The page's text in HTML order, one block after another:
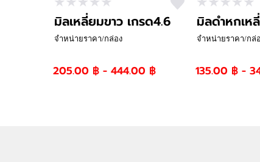
มิลเหลี่ยมขาว เกรด4.6
จำหน่ายราคา/กล่อง
205.00 ฿ - 444.00 ฿
มิลดำหกเห
จำหน่ายราคา/กล่
135.00 ฿ -